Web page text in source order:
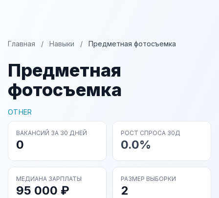
Главная / Навыки / Предметная фотосъемка
Предметная
фотосъемка
OTHER
ВАКАНСИЙ ЗА 30 ДНЕЙ
0
РОСТ СПРОСА 30Д
0.0%
МЕДИАНА ЗАРПЛАТЫ
95 000 ₽
РАЗМЕР ВЫБОРКИ
2